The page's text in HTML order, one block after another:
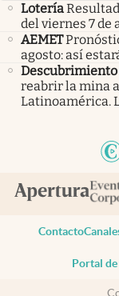
Lotería
del viernes 7 de
AEMET
agosto: así
Descubrimiento
reabrir la mina
Latinoamérica.
Contacto
Portal